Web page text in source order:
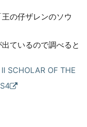
の仔ザレンのソウ
ているので調べると
SCHOLAR OF THE